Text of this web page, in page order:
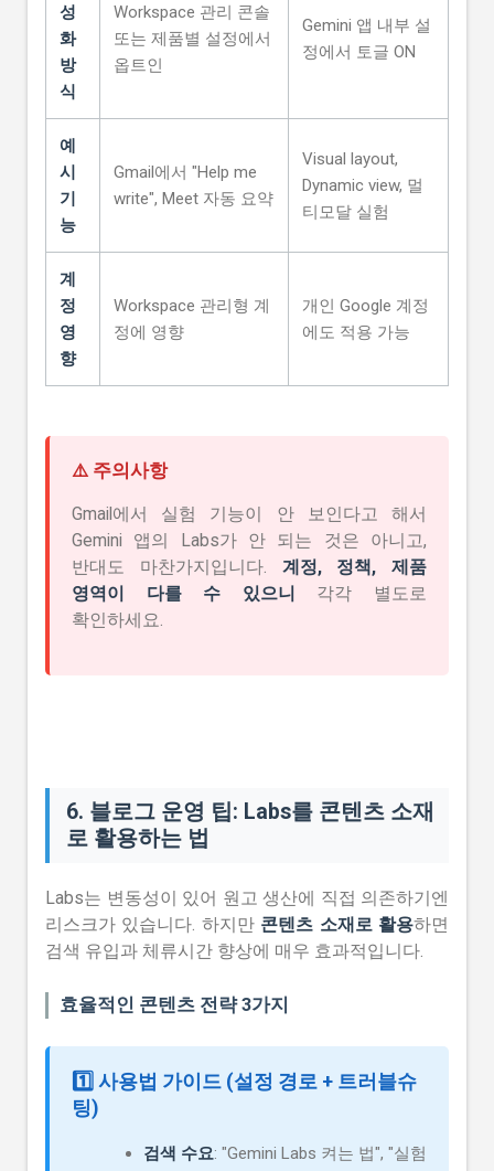
성
화
방
식
Workspace 관리 콘솔
또는 제품별 설정에서
옵트인
Gemini 앱 내부 설
정에서 토글 ON
예
시
기
능
Gmail에서 "Help me
write", Meet 자동 요약
Visual layout,
Dynamic view, 멀
티모달 실험
계
정
영
향
Workspace 관리형 계
정에 영향
개인 Google 계정
에도 적용 가능
⚠️ 주의사항
Gmail에서 실험 기능이 안 보인다고 해서
Gemini 앱의 Labs가 안 되는 것은 아니고,
반대도 마찬가지입니다. 계정, 정책, 제품
영역이 다를 수 있으니
각각 별도로
확인하세요.
6. 블로그 운영 팁: Labs를 콘텐츠 소재
로 활용하는 법
Labs는 변동성이 있어 원고 생산에 직접 의존하기엔
리스크가 있습니다. 하지만 콘텐츠 소재로 활용하면
검색 유입과 체류시간 향상에 매우 효과적입니다.
효율적인 콘텐츠 전략 3가지
1️⃣ 사용법 가이드 (설정 경로 + 트러블슈
팅)
검색 수요: "Gemini Labs 켜는 법", "실험